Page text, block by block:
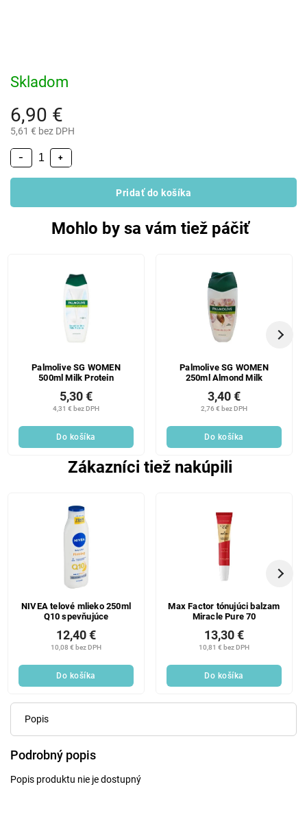
6,90 €
5,61 € bez DPH
Skladom
+
−
Pridať do košíka
Mohlo by sa vám tiež páčiť
Palmolive SG WOMEN
500ml Milk Protein
4,31 € bez DPH
5,30 €
Do košíka
Palmolive SG WOMEN
250ml Almond Milk
2,76 € bez DPH
3,40 €
Do košíka
Zákazníci tiež nakúpili
NIVEA telové mlieko 250ml
Q10 spevňujúce
10,08 € bez DPH
12,40 €
Do košíka
Max Factor tónujúci balzam
Miracle Pure 70
10,81 € bez DPH
13,30 €
Do košíka
Popis
Podrobný popis
Popis produktu nie je dostupný